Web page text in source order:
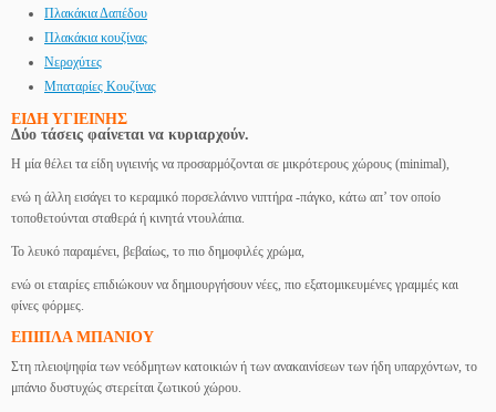
Πλακάκια Δαπέδου
Πλακάκια κουζίνας
Νεροχύτες
Μπαταρίες Κουζίνας
ΕΙΔΗ ΥΓΙΕΙΝΗΣ
Δύο τάσεις φαίνεται να κυριαρχούν.
Η μία θέλει τα είδη υγιεινής να προσαρμόζονται σε μικρότερους χώρους (minimal),
ενώ η άλλη εισάγει το κεραμικό πορσελάνινο νιπτήρα -πάγκο, κάτω απ’ τον οποίο
τοποθετούνται σταθερά ή κινητά ντουλάπια.
Το λευκό παραμένει, βεβαίως, το πιο δημοφιλές χρώμα,
ενώ οι εταιρίες επιδιώκουν να δημιουργήσουν νέες, πιο εξατομικευμένες γραμμές και
φίνες φόρμες.
ΕΠΙΠΛΑ ΜΠΑΝΙΟΥ
Στη πλειοψηφία των νεόδμητων κατοικιών ή των ανακαινίσεων των ήδη υπαρχόντων, το
μπάνιο δυστυχώς στερείται ζωτικού χώρου.